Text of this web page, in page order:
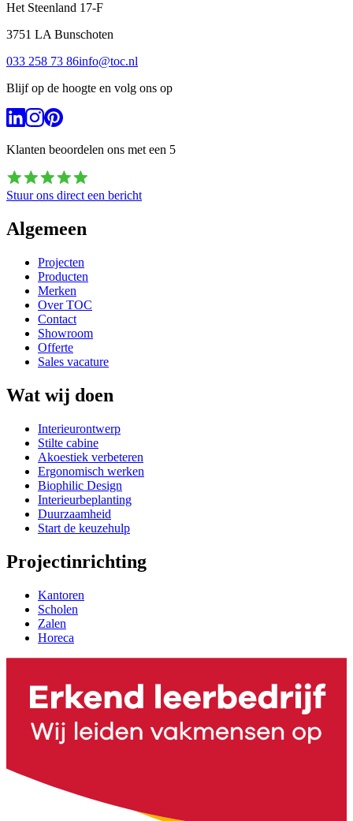
Het Steenland 17-F
3751 LA Bunschoten
033 258 73 86info@toc.nl
Blijf op de hoogte en volg ons op
Klanten beoordelen ons met een 5
Stuur ons direct een bericht
Algemeen
Projecten
Producten
Merken
Over TOC
Contact
Showroom
Offerte
Sales vacature
Wat wij doen
Interieurontwerp
Stilte cabine
Akoestiek verbeteren
Ergonomisch werken
Biophilic Design
Interieurbeplanting
Duurzaamheid
Start de keuzehulp
Projectinrichting
Kantoren
Scholen
Zalen
Horeca